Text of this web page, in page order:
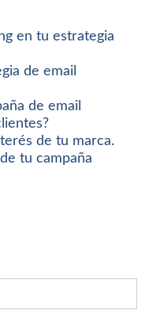
en tu estrategia
de email
de email
de tu marca.
tu campaña